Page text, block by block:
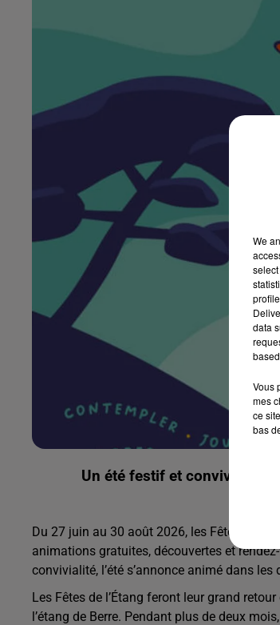
Un été festif et convivial à
Du 27 juin au 30 août 2026, les Fêtes de
animations gratuites, découvertes et
convivialité, l’été s’annonce animé dans
Les Fêtes de l’Étang feront leur grand
l’étang de Berre. Pendant plus de deux
We
data
Vous
mes
ce
bas